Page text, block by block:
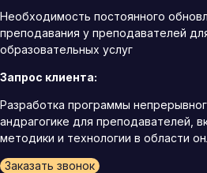
Необходимость постоянного
преподавания у преподавателей
образовательных услуг
Запрос клиента:
Разработка программы
андрагогике для преподавателей,
методики и технологии в области
Заказать звонок